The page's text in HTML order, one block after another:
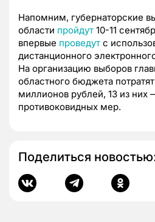
Напомним, губернаторские
области пройдут 10-11
впервые проведут с
дистанционного
На организацию выборов
областного бюджета
миллионов рублей, 13 из них
противоковидных мер.
Поделиться